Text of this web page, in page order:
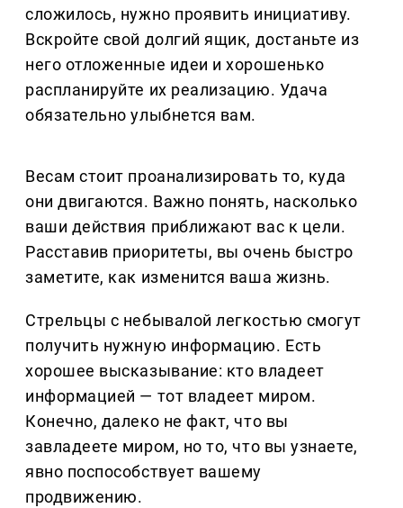
сложилось, нужно проявить инициативу.
Вскройте свой долгий ящик, достаньте из
него отложенные идеи и хорошенько
распланируйте их реализацию. Удача
обязательно улыбнется вам.
Весам стоит проанализировать то, куда
они двигаются. Важно понять, насколько
ваши действия приближают вас к цели.
Расставив приоритеты, вы очень быстро
заметите, как изменится ваша жизнь.
Стрельцы с небывалой легкостью смогут
получить нужную информацию. Есть
хорошее высказывание: кто владеет
информацией — тот владеет миром.
Конечно, далеко не факт, что вы
завладеете миром, но то, что вы узнаете,
явно поспособствует вашему
продвижению.